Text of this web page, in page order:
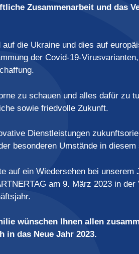
Zusammenarbeit und das
die Ukraine und dies auf
der Covid-19-
zu schauen und alles dafür zu
sowie friedvolle Zukunft.
Dienstleistungen
besonderen Umstände in diesem
auf ein Wiedersehen bei unserem
am 9. März 2023 in
wünschen Ihnen allen
in das Neue Jahr 2023.